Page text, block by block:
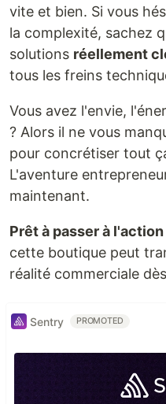
vite et bien. Si vous
la complexité, sachez
solutions réellement
tous les freins
Vous avez l'envie,
? Alors il ne vous
pour concrétiser tout
L'aventure
maintenant.
Prêt à passer à l'action
cette boutique peut
réalité commerciale
Sentry PROMOTED